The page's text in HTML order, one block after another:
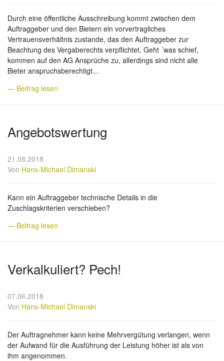
Durch eine öffentliche Ausschreibung kommt zwischen dem
Auftraggeber und den Bietern ein vorvertragliches
Vertrauensverhältnis zustande, das den Auftraggeber zur
Beachtung des Vergaberechts verpflichtet. Geht ´was schief,
kommen auf den AG Ansprüche zu, allerdings sind nicht alle
Bieter anspruchsberechtigt...
— Beitrag lesen
Angebotswertung
21.08.2018
Von Hans-Michael Dimanski
Kann ein Auftraggeber technische Details in die
Zuschlagskriterien verschieben?
— Beitrag lesen
Verkalkuliert? Pech!
07.06.2018
Von Hans-Michael Dimanski
Der Auftragnehmer kann keine Mehrvergütung verlangen, wenn
der Aufwand für die Ausführung der Leistung höher ist als von
ihm angenommen.